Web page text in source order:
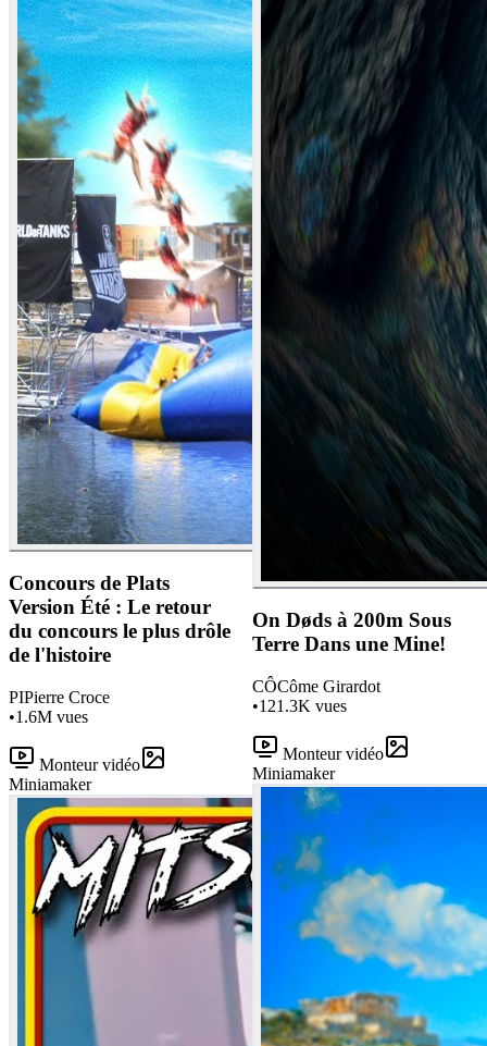
Concours de Plats
Version Été : Le retour
du concours le plus drôle
de l'histoire
PIPierre Croce
•1.6M vues
Monteur vidéo
Miniamaker
On Døds à 200m Sous
Terre Dans une Mine!
CÔCôme Girardot
•121.3K vues
Monteur vidéo
Miniamaker